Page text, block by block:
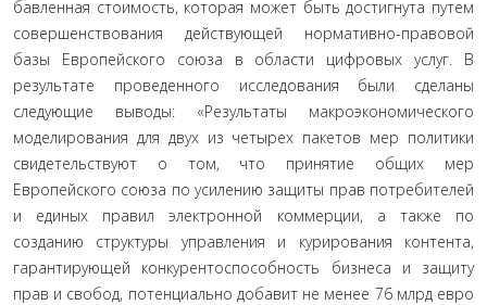
бавленная стоимость, которая может быть достигнута путем
совершенствования действующей нормативно-правовой
базы Европейского союза в области цифровых услуг. В
резуль­тате проведенного исследования были сделаны
следующие выводы: «Результаты макроэкономического
моделирования для двух из четырех пакетов мер политики
свидетельствуют о том, что принятие общих мер
Европейского союза по усиле­нию защиты прав потребителей
и единых правил электрон­ной коммерции, а также по
созданию структуры управления и курирования контента,
гарантирующей конкурентоспособ­ность бизнеса и защиту
прав и свобод, потенциально доба­вит не менее 76 млрд евро